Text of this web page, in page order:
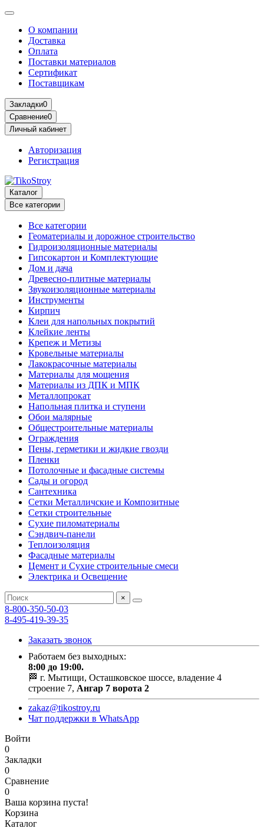
О компании
Доставка
Оплата
Поставки материалов
Сертификат
Поставщикам
Закладки0
Сравнение0
Личный кабинет
Авторизация
Регистрация
Каталог
Все категории
Все категории
Геоматериалы и дорожное строительство
Гидроизоляционные материалы
Гипсокартон и Комплектующие
Дом и дача
Древесно-плитные материалы
Звукоизоляционные материалы
Инструменты
Кирпич
Клеи для напольных покрытий
Клейкие ленты
Крепеж и Метизы
Кровельные материалы
Лакокрасочные материалы
Материалы для мощения
Материалы из ДПК и МПК
Металлопрокат
Напольная плитка и ступени
Обои малярные
Общестроительные материалы
Ограждения
Пены, герметики и жидкие гвозди
Пленки
Потолочные и фасадные системы
Сады и огород
Сантехника
Сетки Металличские и Композитные
Сетки строительные
Сухие пиломатериалы
Сэндвич-панели
Теплоизоляция
Фасадные материалы
Цемент и Сухие строительные смеси
Электрика и Освещение
×
8-800-350-50-03
8-495-419-39-35
Заказать звонок
Работаем без выходных:
8:00 до 19:00.
🏁 г. Мытищи, Осташковское шоссе, владение 4
строение 7, Ангар 7 ворота 2
zakaz@tikostroy.ru
Чат поддержки в WhatsApp
Войти
0
Закладки
0
Сравнение
0
Ваша корзина пуста!
Корзина
Каталог